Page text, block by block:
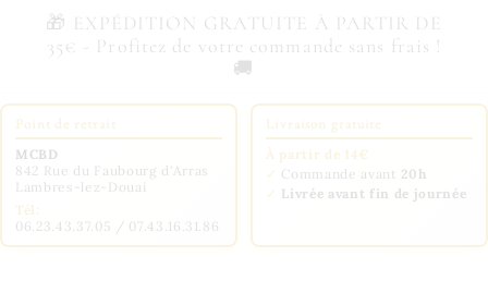
passer
au
🎁 EXPÉDITION GRATUITE À PARTIR DE
35€ - Profitez de votre commande sans frais !
🚚
Point de retrait
MCBD
842 Rue du Faubourg d'Arras
Lambres-lez-Douai
Tél:
06.23.43.37.05 / 07.43.16.31.86
Livraison gratuite
À partir de 14€
✓ Commande avant 20h
✓ Livrée avant fin de journée